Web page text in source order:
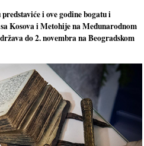
i ove godine bogatu i
Kosova i Metohije na Međunarodnom
do 2. novembra na Beogradskom